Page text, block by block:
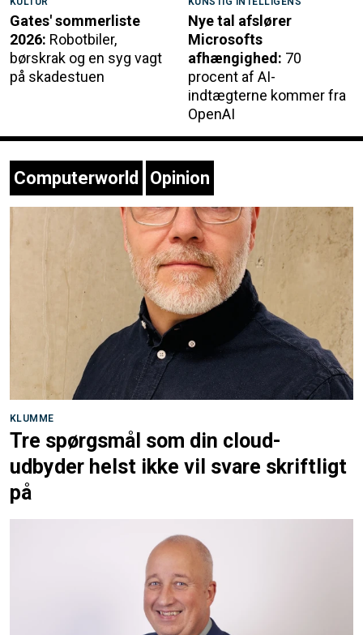
Gates' sommerliste
2026: Robotbiler,
børskrak og en syg vagt
på skadestuen
Nye tal afslører
Microsofts
afhængighed: 70
procent af AI-
indtægterne kommer fra
OpenAI
Computerworld Opinion
KLUMME
Tre spørgsmål som din cloud-
udbyder helst ikke vil svare skriftligt
på